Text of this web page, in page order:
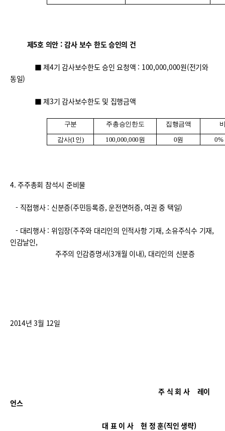
제5호 의안 : 감사 보수 한도 승인의 건
■ 제4기 감사보수한도 승인 요청액 : 100,000,000원(전기와
동일)
■ 제3기 감사보수한도 및 집행금액
구분 주총승인한도 집행금액
감사(1인) 100,000,000원 0원 0%
4. 주주총회 참석시 준비물
- 직접행사 : 신분증(주민등록증, 운전면허증, 여권 중 택일)
- 대리행사 : 위임장(주주와 대리인의 인적사항 기재, 소유주식수 기재,
인감날인,
주주의 인감증명서(3개월 이내), 대리인의 신분증
2014년 3월 12일
주 식 회 사 레이
언스
대 표 이 사 현 정 훈(직인 생략)